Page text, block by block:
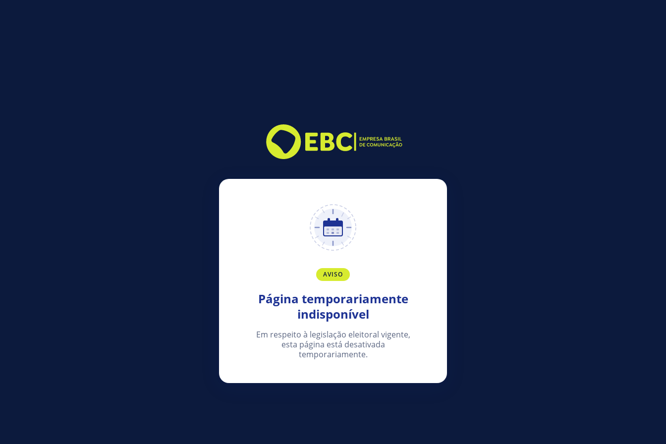
AVISO
Página temporariamente
indisponível
Em respeito à legislação eleitoral vigente,
esta página está desativada
temporariamente.